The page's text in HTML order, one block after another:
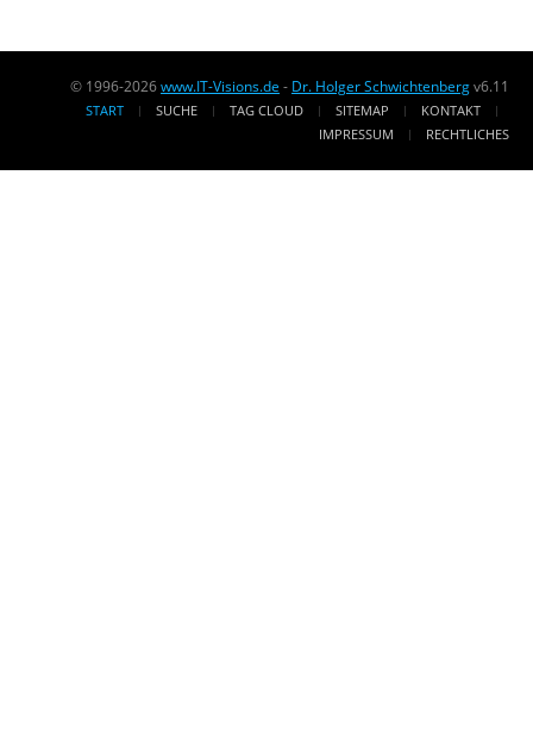
© 1996-2026www.IT-Visions.de - Dr. Holger Schwichtenbergv6.11
START SUCHE TAG CLOUD SITEMAP
KONTAKT
IMPRESSUM
RECHTLICHES